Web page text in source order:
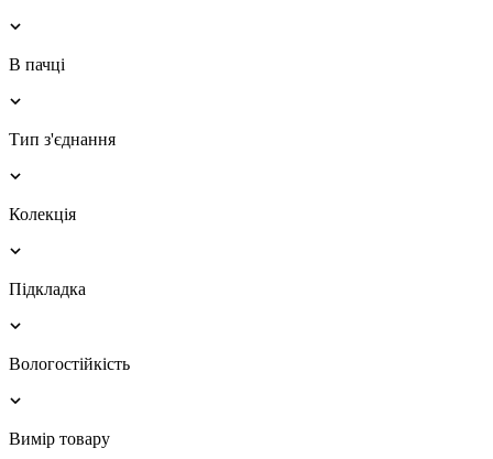
В пачці
Тип з'єднання
Колекція
Підкладка
Вологостійкість
Вимір товару